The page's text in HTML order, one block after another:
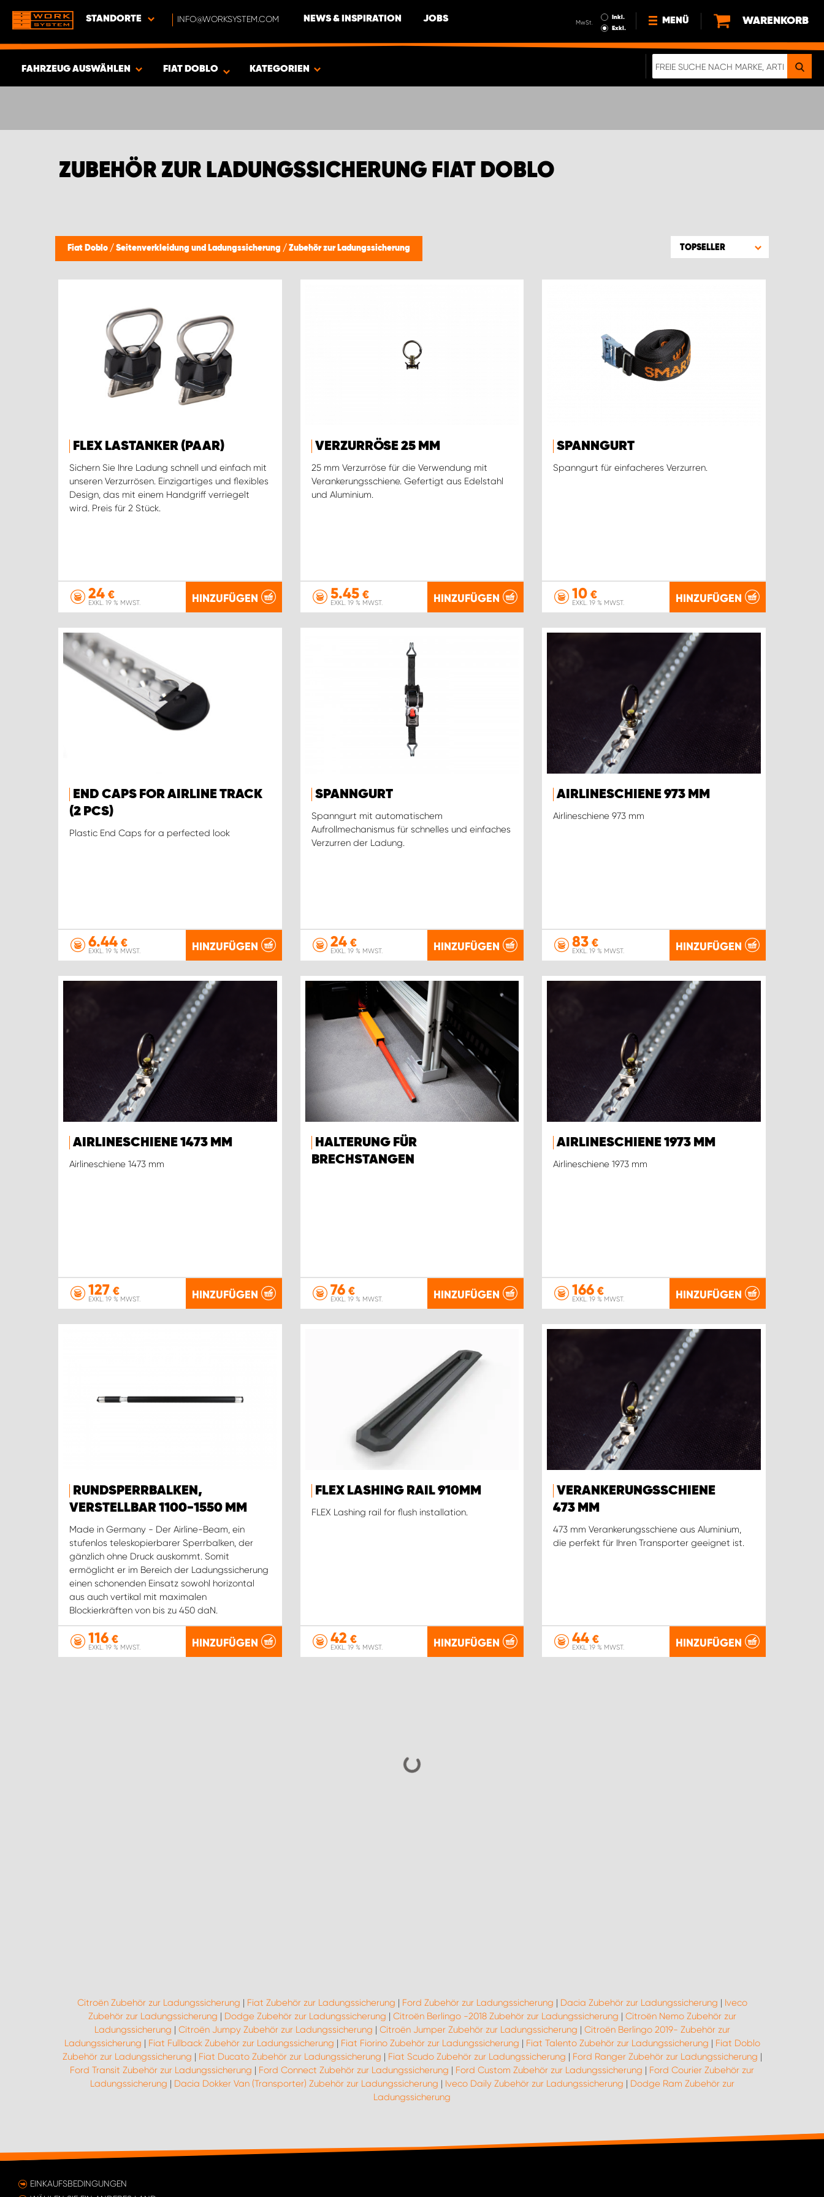
STANDORTE INFO@WORKSYSTEM.COM NEWS & INSPIRATION JOBS MwSt.
Inkl.
Exkl.
MENÜ
NEWS
WARENKORB
FAHRZEUG AUSWÄHLEN
ARTIKEL
FIAT DOBLO KATEGORIEN
ZUBEHÖR ZUR LADUNGSSICHERUNG FIAT DOBLO
Fiat Doblo / Seitenverkleidung und Ladungssicherung / Zubehör zur Ladungssicherung TOPSELLER
FLEX LASTANKER (PAAR)
Sichern Sie Ihre Ladung schnell und einfach mit
unseren Verzurrösen. Einzigartiges und flexibles
Design, das mit einem Handgriff verriegelt
wird. Preis für 2 Stück.
24 €
EXKL. 19 % MWST. HINZUFÜGEN
VERZURRÖSE 25 MM
25 mm Verzurröse für die Verwendung mit
Verankerungsschiene. Gefertigt aus Edelstahl
und Aluminium.
5.45€
EXKL. 19 % MWST. HINZUFÜGEN
SPANNGURT
Spanngurt für einfacheres Verzurren.
10 €
EXKL. 19 % MWST. HINZUFÜGEN
END CAPS FOR AIRLINE TRACK
(2 PCS)
Plastic End Caps for a perfected look
6.44 €
EXKL. 19 % MWST. HINZUFÜGEN
SPANNGURT
Spanngurt mit automatischem
Aufrollmechanismus für schnelles und einfaches
Verzurren der Ladung.
24€
EXKL. 19 % MWST. HINZUFÜGEN
AIRLINESCHIENE 973 MM
Airlineschiene 973 mm
83 €
EXKL. 19 % MWST. HINZUFÜGEN
AIRLINESCHIENE 1473 MM
Airlineschiene 1473 mm
127 €
EXKL. 19 % MWST. HINZUFÜGEN
HALTERUNG FÜR
BRECHSTANGEN
76€
EXKL. 19 % MWST. HINZUFÜGEN
AIRLINESCHIENE 1973 MM
Airlineschiene 1973 mm
166 €
EXKL. 19 % MWST. HINZUFÜGEN
RUNDSPERRBALKEN,
VERSTELLBAR 1100-1550 MM
Made in Germany - Der Airline-Beam, ein
stufenlos teleskopierbarer Sperrbalken, der
gänzlich ohne Druck auskommt. Somit
ermöglicht er im Bereich der Ladungssicherung
einen schonenden Einsatz sowohl horizontal
aus auch vertikal mit maximalen
Blockierkräften von bis zu 450 daN.
116 €
EXKL. 19 % MWST. HINZUFÜGEN
FLEX LASHING RAIL 910MM
FLEX Lashing rail for flush installation.
42 €
EXKL. 19 % MWST. HINZUFÜGEN
VERANKERUNGSSCHIENE
473 MM
473 mm Verankerungsschiene aus Aluminium,
die perfekt für Ihren Transporter geeignet ist.
44 €
EXKL. 19 % MWST. HINZUFÜGEN
Citroën Zubehör zur Ladungssicherung | Fiat Zubehör zur Ladungssicherung | Ford Zubehör zur Ladungssicherung | Dacia Zubehör zur Ladungssicherung | Iveco
Zubehör zur Ladungssicherung | Dodge Zubehör zur Ladungssicherung | Citroën Berlingo -2018 Zubehör zur Ladungssicherung | Citroën Nemo Zubehör zur
Ladungssicherung | Citroën Jumpy Zubehör zur Ladungssicherung | Citroën Jumper Zubehör zur Ladungssicherung | Citroën Berlingo 2019- Zubehör zur
Ladungssicherung | Fiat Fullback Zubehör zur Ladungssicherung | Fiat Fiorino Zubehör zur Ladungssicherung | Fiat Talento Zubehör zur Ladungssicherung | Fiat Doblo
Zubehör zur Ladungssicherung | Fiat Ducato Zubehör zur Ladungssicherung | Fiat Scudo Zubehör zur Ladungssicherung | Ford Ranger Zubehör zur Ladungssicherung |
Ford Transit Zubehör zur Ladungssicherung | Ford Connect Zubehör zur Ladungssicherung | Ford Custom Zubehör zur Ladungssicherung | Ford Courier Zubehör zur
Ladungssicherung | Dacia Dokker Van (Transporter) Zubehör zur Ladungssicherung | Iveco Daily Zubehör zur Ladungssicherung | Dodge Ram Zubehör zur
Ladungssicherung
EINKAUFSBEDINGUNGEN